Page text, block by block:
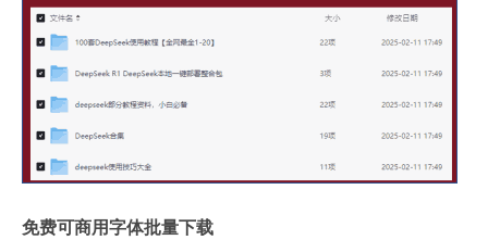
免费可商用字体批量下载